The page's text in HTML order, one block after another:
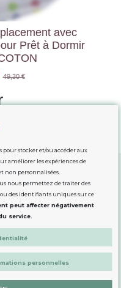
avec
Prêt à Dormir
€
pour stocker et/ou accéder aux
améliorer les expériences de
non personnalisées.
nous permettez de traiter des
des identifiants uniques sur ce
peut affecter négativement
service.
personnelles